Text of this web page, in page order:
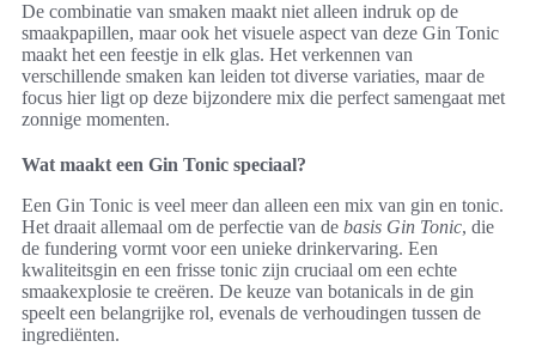
De combinatie van smaken maakt niet alleen indruk op de
smaakpapillen, maar ook het visuele aspect van deze Gin Tonic
maakt het een feestje in elk glas. Het verkennen van
verschillende smaken kan leiden tot diverse variaties, maar de
focus hier ligt op deze bijzondere mix die perfect samengaat met
zonnige momenten.
Wat maakt een Gin Tonic speciaal?
Een Gin Tonic is veel meer dan alleen een mix van gin en tonic.
Het draait allemaal om de perfectie van de basis Gin Tonic, die
de fundering vormt voor een unieke drinkervaring. Een
kwaliteitsgin en een frisse tonic zijn cruciaal om een echte
smaakexplosie te creëren. De keuze van botanicals in de gin
speelt een belangrijke rol, evenals de verhoudingen tussen de
ingrediënten.